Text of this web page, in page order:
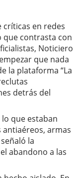
críticas en redes
que contrasta con
Noticiero
que nada
la plataforma “La
detrás del
que estaban
armas
la
abandono a las